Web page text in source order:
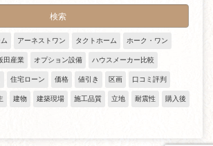
アーネストワン タクトホーム ホーク・ワン
田産業 オプション設備 ハウスメーカー比較
住宅ローン 価格 値引き 区画 口コミ評判
建物 建築現場 施工品質 立地 耐震性 購入後